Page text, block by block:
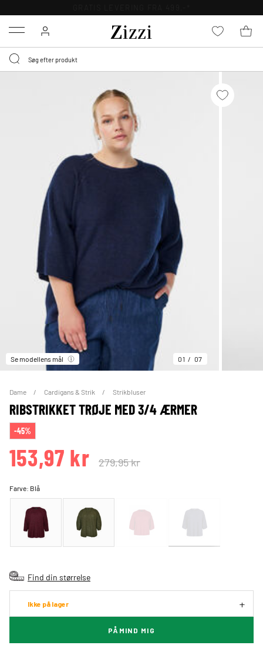
Menu
Se modellens mål 01 07
Dame Cardigans & Strik Strikbluser
RIBSTRIKKET TRØJE MED 3/4 ÆRMER
-45%
153,97 kr 279,95 kr
Farve: Blå
Find din størrelse
Ikke på lager
PÅMIND MIG